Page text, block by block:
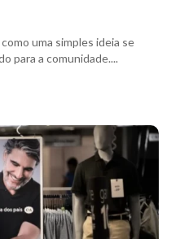
uma simples ideia se
para a comunidade....